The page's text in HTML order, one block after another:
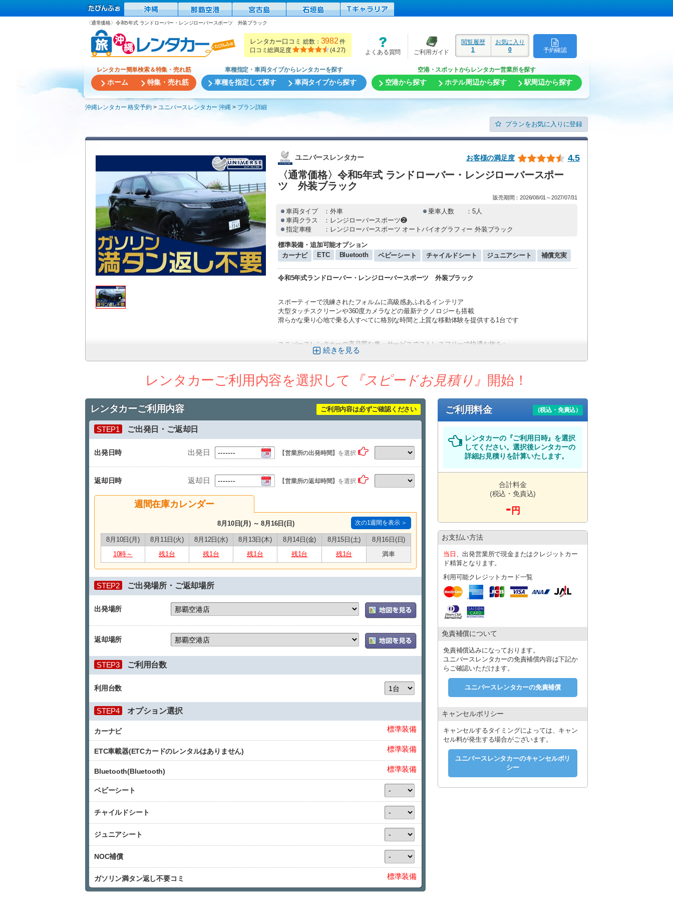
〈通常価格〉令和5年式 ランドローバー・レンジローバースポーツ 外装ブラック
レンタカー口コミ 総数： 3982 件
口コミ総満足度
(4.27) 予約確認
閲覧履歴
1
お気に入り
0
よくある質問 ご利用ガイド
レンタカー簡単検索＆特集・売れ筋
ホーム 特集・売れ筋
車種指定・車両タイプからレンタカーを探す
車種を指定して探す 車両タイプから探す
空港・スポットからレンタカー営業所を探す
空港から探す ホテル周辺から探す 駅周辺から探す
沖縄レンタカー 格安予約 ユニバースレンタカー 沖縄 プラン詳細
プランをお気に入りに登録
お客様の満足度 4.5
ユニバースレンタカー
〈通常価格〉令和5年式 ランドローバー・レンジローバースポー
ツ 外装ブラック
販売期間：2026/08/01～2027/07/31
車両タイプ ：外車 乗車人数
：5人
車両クラス
：レンジローバースポーツ❷
指定車種
：レンジローバースポーツ オートバイオグラフィー 外装ブラック
標準装備・追加可能オプション
カーナビ
ETC Bluetooth ベビーシート チャイルドシート ジュニアシート 補償充実
令和5年式ランドローバー・レンジローバースポーツ 外装ブラック
スポーティーで洗練されたフォルムに高級感あふれるインテリア
大型タッチスクリーンや360度カメラなどの最新テクノロジーも搭載
滑らかな乗り心地で乗る人すべてに格別な時間と上質な移動体験を提供する1台です
ユニバースレンタカーの高品質な車・サービスでストレスフリーで快適な旅を♪
心のこもったおもてなしで、お客様をお迎え致します。
・ETC、カーナビ、全車標準装備！
・タクシー送迎サービス
那覇空港到着しましたら出口１番を出てタクシーで店舗までお越し下さい。
空港から店舗までの直送のみ料金をお支払致します。
※領収書の提出が必要となります。
さい。）
※タクシー複数台でご来店の場合、２台目以降のタクシー代はご返金致しかねます。
※那覇空港にはジャンボタクシー乗り場がございます。当日ジャンボタクシーに空車がない場合は店舗
までご連絡ください。
お帰りの際は当店送迎車両にて送迎させていただいております。
お帰りの際の送迎は、18時半までのご返却で那覇空港もしくは赤嶺駅となります。
※返却時間に他のお客様が複数いらっしゃる場合は多少待ち時間が発生する可能性がございます。
※送迎を希望されるお客様は18時半までにご返却ください。18時半以降に返却の場合は送迎不可となり
ます。
続きを
レンタカーご利用内容を選択して 『スピードお見積り』 開始！
レンタカーご利用内容 ご利用内容は必ずご確認ください
STEP1 ご出発日・ご返却日
出発日時 出発日 【営業所の出発時間】 を選択
返却日時 返却日 【営業所の返却時間】 を選択
週間在庫カレンダー
次の1週間を表示 ＞
8月10日(月) ～ 8月16日(日)
8月10日(月) 8月11日(火) 8月12日(水) 8月13日(木) 8月14日(金) 8月15日(土)
8月16日(日)
10時～
残1台 残1台 残1台 残1台 残1台 満車
STEP2 ご出発場所・ご返却場所
出発場所
返却場所
STEP3 ご利用台数
利用台数
STEP4 オプション選択
カーナビ 標準装備
ETC車載器(ETCカードのレンタルはありません) 標準装備
Bluetooth(Bluetooth) 標準装備
ベビーシート
チャイルドシート
ジュニアシート
NOC補償
ガソリン満タン返し不要コミ 標準装備
ご利用料金 （税込・免責込）
レンタカーの『ご利用日時』を選択
してください。選択後レンタカーの
詳細お見積りを計算いたします。
合計料金
(税込・免責込)
- 円
お支払い方法
当日 、出発営業所で現金またはクレジットカー
ド精算となります。
利用可能クレジットカード一覧
免責補償について
免責補償込みになっております。
ユニバースレンタカーの免責補償内容は下記か
らご確認いただけます。
ユニバースレンタカーの免責補償
キャンセルポリシー
キャンセルするタイミングによっては、キャン
セル料が発生する場合がございます。
ユニバースレンタカーのキャンセルポリ
シー